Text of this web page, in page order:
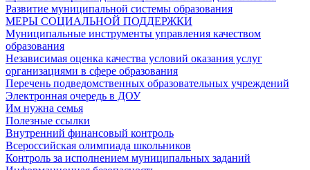
Развитие муниципальной системы образования
МЕРЫ СОЦИАЛЬНОЙ ПОДДЕРЖКИ
Муниципальные инструменты управления качеством
образования
Независимая оценка качества условий оказания услуг
организациями в сфере образования
Перечень подведомственных образовательных учреждений
Электронная очередь в ДОУ
Им нужна семья
Полезные ссылки
Внутренний финансовый контроль
Всероссийская олимпиада школьников
Контроль за исполнением муниципальных заданий